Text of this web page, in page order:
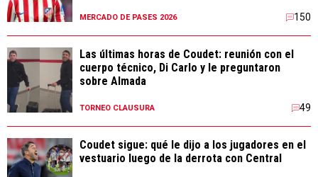
MERCADO DE PASES 2026 150
Las últimas horas de Coudet: reunión con el
cuerpo técnico, Di Carlo y le preguntaron
sobre Almada
TORNEO CLAUSURA 49
Coudet sigue: qué le dijo a los jugadores en el
vestuario luego de la derrota con Central